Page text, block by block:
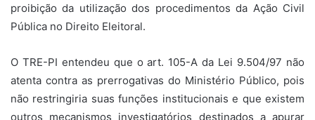
proibição da utilização dos procedimentos da Ação Civil
Pública no Direito Eleitoral.
O TRE-PI entendeu que o art. 105-A da Lei 9.504/97 não
atenta contra as prerrogativas do Ministério Público, pois
não restringiria suas funções institucionais e que existem
outros mecanismos investigatórios destinados a apurar